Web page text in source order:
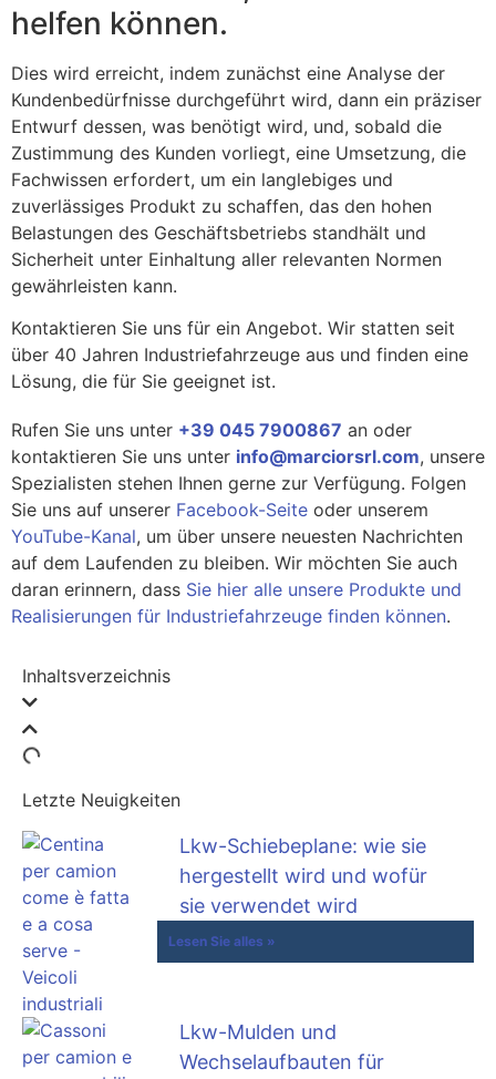
helfen können.
Dies wird erreicht, indem zunächst eine Analyse der
Kundenbedürfnisse durchgeführt wird, dann ein präziser
Entwurf dessen, was benötigt wird, und, sobald die
Zustimmung des Kunden vorliegt, eine Umsetzung, die
Fachwissen erfordert, um ein langlebiges und
zuverlässiges Produkt zu schaffen, das den hohen
Belastungen des Geschäftsbetriebs standhält und
Sicherheit unter Einhaltung aller relevanten Normen
gewährleisten kann.
Kontaktieren Sie uns für ein Angebot. Wir statten seit
über 40 Jahren Industriefahrzeuge aus und finden eine
Lösung, die für Sie geeignet ist.
Rufen Sie uns unter +39 045 7900867 an oder
kontaktieren Sie uns unter info@marciorsrl.com, unsere
Spezialisten stehen Ihnen gerne zur Verfügung. Folgen
Sie uns auf unserer Facebook-Seite oder unserem
YouTube-Kanal, um über unsere neuesten Nachrichten
auf dem Laufenden zu bleiben. Wir möchten Sie auch
daran erinnern, dass Sie hier alle unsere Produkte und
Realisierungen für Industriefahrzeuge finden können.
Inhaltsverzeichnis
Letzte Neuigkeiten
Lkw-Schiebeplane: wie sie
hergestellt wird und wofür
sie verwendet wird
Lesen Sie alles »
Lkw-Mulden und
Wechselaufbauten für